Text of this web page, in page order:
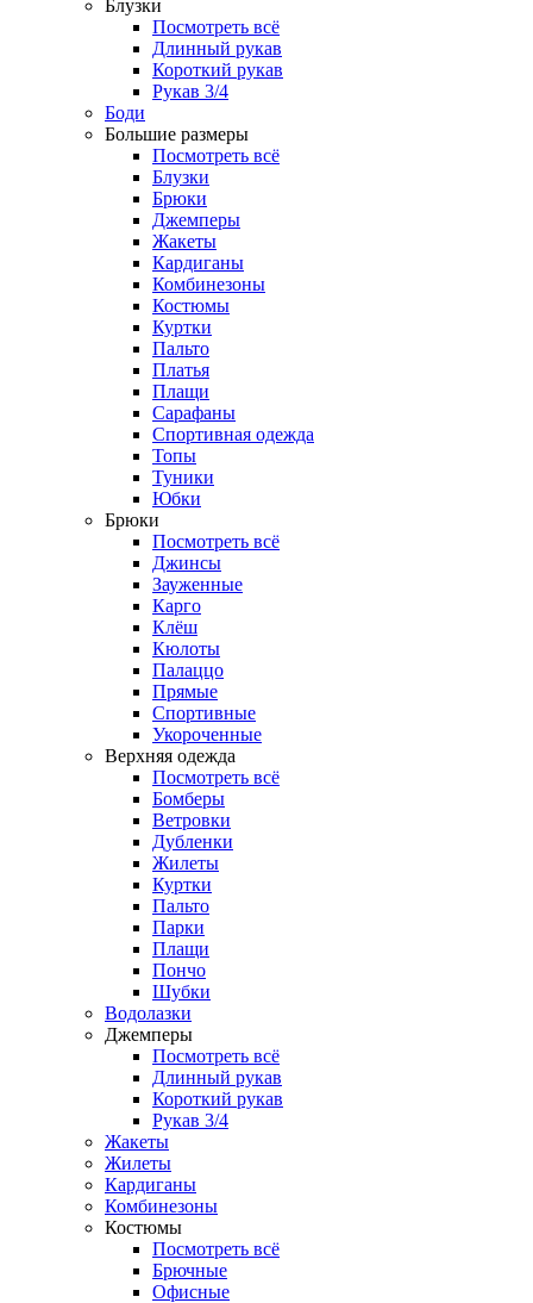
Блузки
Посмотреть всё
Длинный рукав
Короткий рукав
Рукав 3/4
Боди
Большие размеры
Посмотреть всё
Блузки
Брюки
Джемперы
Жакеты
Кардиганы
Комбинезоны
Костюмы
Куртки
Пальто
Платья
Плащи
Сарафаны
Спортивная одежда
Топы
Туники
Юбки
Брюки
Посмотреть всё
Джинсы
Зауженные
Карго
Клёш
Кюлоты
Палаццо
Прямые
Спортивные
Укороченные
Верхняя одежда
Посмотреть всё
Бомберы
Ветровки
Дубленки
Жилеты
Куртки
Пальто
Парки
Плащи
Пончо
Шубки
Водолазки
Джемперы
Посмотреть всё
Длинный рукав
Короткий рукав
Рукав 3/4
Жакеты
Жилеты
Кардиганы
Комбинезоны
Костюмы
Посмотреть всё
Брючные
Офисные